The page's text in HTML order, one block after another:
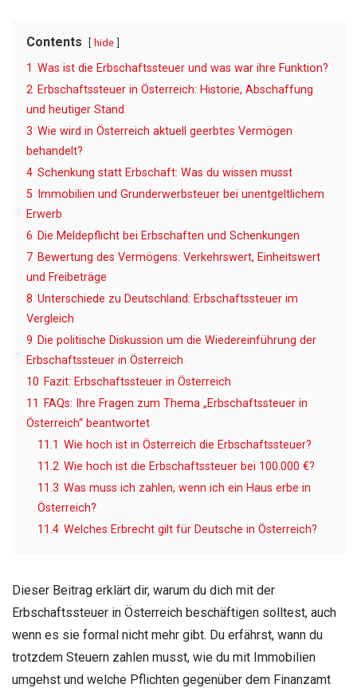
Contents hide
1 Was ist die Erbschaftssteuer und was war ihre Funktion?
2 Erbschaftssteuer in Österreich: Historie, Abschaffung
und heutiger Stand
3 Wie wird in Österreich aktuell geerbtes Vermögen
behandelt?
4 Schenkung statt Erbschaft: Was du wissen musst
5 Immobilien und Grunderwerbsteuer bei unentgeltlichem
Erwerb
6 Die Meldepflicht bei Erbschaften und Schenkungen
7 Bewertung des Vermögens: Verkehrswert, Einheitswert
und Freibeträge
8 Unterschiede zu Deutschland: Erbschaftssteuer im
Vergleich
9 Die politische Diskussion um die Wiedereinführung der
Erbschaftssteuer in Österreich
10 Fazit: Erbschaftssteuer in Österreich
11
FAQs: Ihre Fragen zum Thema „Erbschaftssteuer in
Österreich“ beantwortet
11.1 Wie hoch ist in Österreich die Erbschaftssteuer?
11.2 Wie hoch ist die Erbschaftssteuer bei 100.000 €?
11.3 Was muss ich zahlen, wenn ich ein Haus erbe in
Österreich?
11.4 Welches Erbrecht gilt für Deutsche in Österreich?
Dieser Beitrag erklärt dir, warum du dich mit der
Erbschaftssteuer in Österreich beschäftigen solltest, auch
wenn es sie formal nicht mehr gibt. Du erfährst, wann du
trotzdem Steuern zahlen musst, wie du mit Immobilien
umgehst und welche Pflichten gegenüber dem Finanzamt